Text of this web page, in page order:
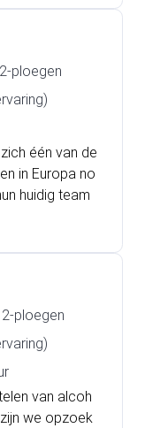
2-ploegen
één van de
in Europa no
huidig team
2-ploegen
van alcoh
we opzoek